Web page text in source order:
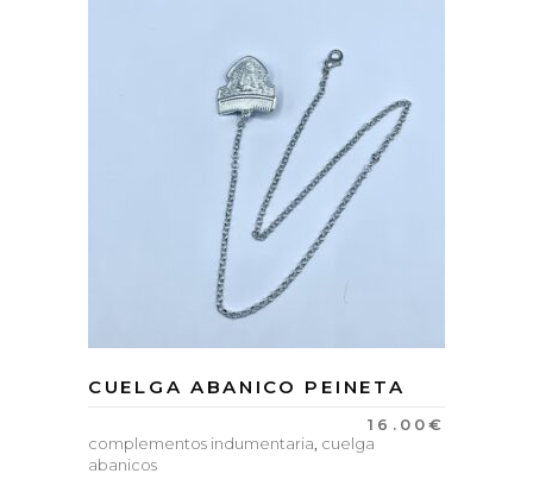
CUELGA ABANICO PEINETA
16.00€
complementos indumentaria, cuelga
abanicos